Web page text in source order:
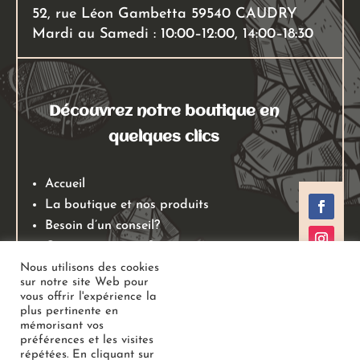
52, rue Léon Gambetta 59540 CAUDRY
Mardi au Samedi : 10:00–12:00, 14:00–18:30
Découvrez notre boutique en
quelques clics
Accueil
La boutique et nos produits
Besoin d’un conseil?
Mentions légales
Conditions générales de ventes
Politiques de retours
Politique de confidentialité
Nous utilisons des cookies
sur notre site Web pour
vous offrir l'expérience la
plus pertinente en
mémorisant vos
préférences et les visites
répétées. En cliquant sur